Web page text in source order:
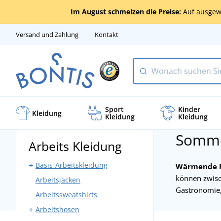
Im August schmelzen die Preise: Auf
Versand und Zahlung Kontakt
Kleidung Sport
Kleidung
Kinder
Kleidung
Wärmende
können
Arbeits Kleidung
Basis-Arbeitskleidung
Arbeitshosen mit Latz
Arbeitshosen ohne Latz
Bundjacken
Arbeitsjacken
Arbeitssweatshirts
Arbeitshosen